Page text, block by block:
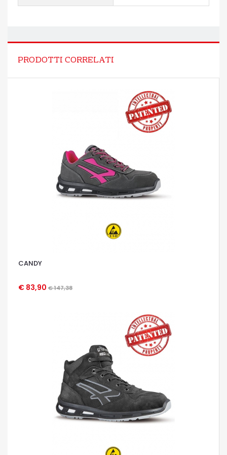
PRODOTTI CORRELATI
CANDY
€ 83,90 € 147,38
OCCHIATA VELOCE